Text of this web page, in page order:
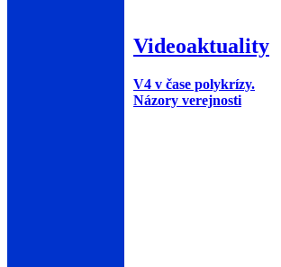
Videoaktuality
V4 v čase polykrízy.
Názory verejnosti